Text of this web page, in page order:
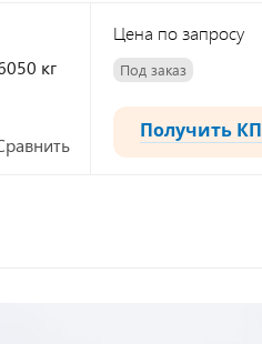
кг
Цена по запросу
Под заказ
Получить КП